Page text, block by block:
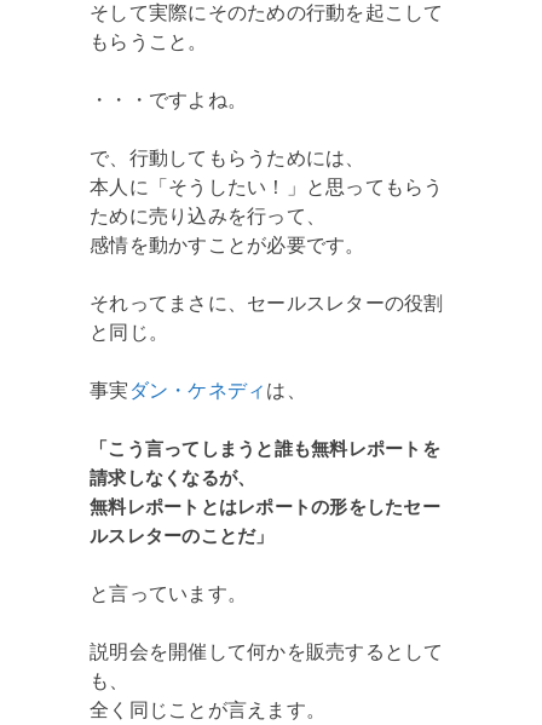
そして実際にそのための行動を起こして
もらうこと。
・・・ですよね。
で、行動してもらうためには、
本人に「そうしたい！」と思ってもらう
ために売り込みを行って、
感情を動かすことが必要です。
それってまさに、セールスレターの役割
と同じ。
事実 ダン・ケネディ は、
「こう言ってしまうと誰も無料レポートを
請求しなくなるが、
無料レポートとはレポートの形をしたセー
ルスレターのことだ」
と言っています。
説明会を開催して何かを販売するとして
も、
全く同じことが言えます。